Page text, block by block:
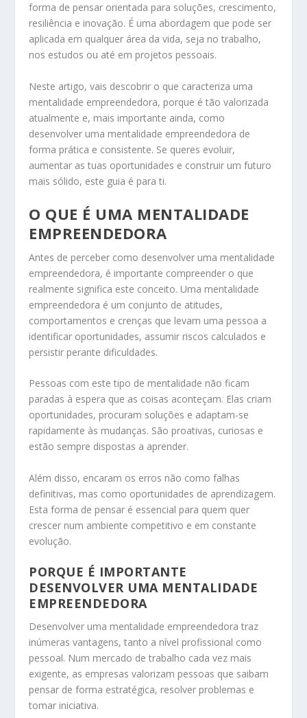
forma de pensar orientada para soluções, crescimento,
resiliência e inovação. É uma abordagem que pode ser
aplicada em qualquer área da vida, seja no trabalho,
nos estudos ou até em projetos pessoais.
Neste artigo, vais descobrir o que caracteriza uma
mentalidade empreendedora, porque é tão valorizada
atualmente e, mais importante ainda, como
desenvolver uma mentalidade empreendedora de
forma prática e consistente. Se queres evoluir,
aumentar as tuas oportunidades e construir um futuro
mais sólido, este guia é para ti.
O QUE É UMA MENTALIDADE
EMPREENDEDORA
Antes de perceber como desenvolver uma mentalidade
empreendedora, é importante compreender o que
realmente significa este conceito. Uma mentalidade
empreendedora é um conjunto de atitudes,
comportamentos e crenças que levam uma pessoa a
identificar oportunidades, assumir riscos calculados e
persistir perante dificuldades.
Pessoas com este tipo de mentalidade não ficam
paradas à espera que as coisas aconteçam. Elas criam
oportunidades, procuram soluções e adaptam-se
rapidamente às mudanças. São proativas, curiosas e
estão sempre dispostas a aprender.
Além disso, encaram os erros não como falhas
definitivas, mas como oportunidades de aprendizagem.
Esta forma de pensar é essencial para quem quer
crescer num ambiente competitivo e em constante
evolução.
PORQUE É IMPORTANTE
DESENVOLVER UMA MENTALIDADE
EMPREENDEDORA
Desenvolver uma mentalidade empreendedora traz
inúmeras vantagens, tanto a nível profissional como
pessoal. Num mercado de trabalho cada vez mais
exigente, as empresas valorizam pessoas que saibam
pensar de forma estratégica, resolver problemas e
tomar iniciativa.